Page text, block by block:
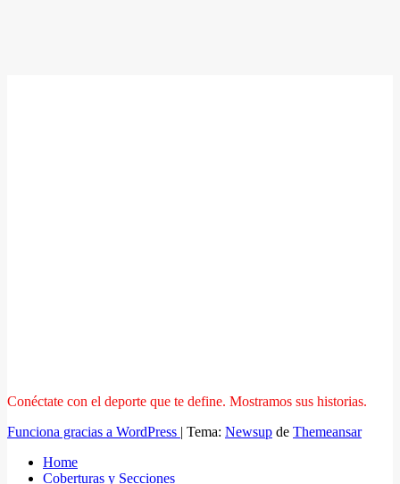
Conéctate con el deporte que te define. Mostramos sus historias.
Funciona gracias a WordPress | Tema: Newsup de Themeansar
Home
Coberturas y Secciones